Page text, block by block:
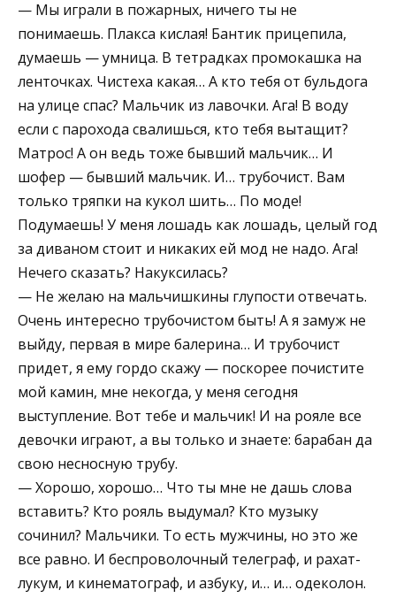
— Мы играли в пожарных, ничего ты не
понимаешь. Плакса кислая! Бантик прицепила,
думаешь — умница. В тетрадках промокашка на
ленточках. Чистеха какая… А кто тебя от бульдога
на улице спас? Мальчик из лавочки. Ага! В воду
если с парохода свалишься, кто тебя вытащит?
Матрос! А он ведь тоже бывший мальчик… И
шофер — бывший мальчик. И… трубочист. Вам
только тряпки на кукол шить… По моде!
Подумаешь! У меня лошадь как лошадь, целый год
за диваном стоит и никаких ей мод не надо. Ага!
Нечего сказать? Накуксилась?
— Не желаю на мальчишкины глупости отвечать.
Очень интересно трубочистом быть! А я замуж не
выйду, первая в мире балерина… И трубочист
придет, я ему гордо скажу — поскорее почистите
мой камин, мне некогда, у меня сегодня
выступление. Вот тебе и мальчик! И на рояле все
девочки играют, а вы только и знаете: барабан да
свою несносную трубу.
— Хорошо, хорошо… Что ты мне не дашь слова
вставить? Кто рояль выдумал? Кто музыку
сочинил? Мальчики. То есть мужчины, но это же
все равно. И беспроволочный телеграф, и рахат-
лукум, и кинематограф, и азбуку, и… и… одеколон.